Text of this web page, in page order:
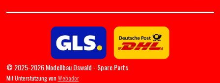
© 2025-2026 Modellbau Oswald - Spare Parts
Mit Unterstützung von Webador